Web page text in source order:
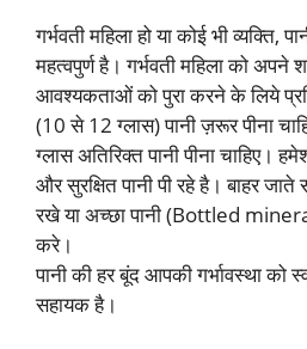
गर्भवती महिला हो या कोई भी व्यक्ति,
महत्वपुर्ण है। गर्भवती महिला को अपने
आवश्यकताओं को पुरा करने के लिये
(10 से 12 ग्लास) पानी ज़रूर पीना
ग्लास अतिरिक्त पानी पीना चाहिए।
और सुरक्षित पानी पी रहे है। बाहर
रखे या अच्छा पानी (Bottled
करे।
पानी की हर बूंद आपकी गर्भावस्था को
सहायक है।